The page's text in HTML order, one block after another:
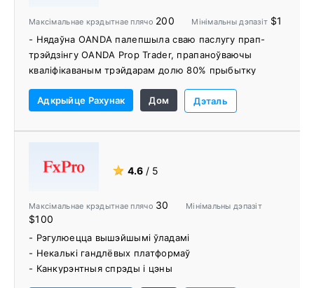
Максімальнае крэдытнае плячо 200 Мінімальны дэпазіт $1
- Нядаўна OANDA палепшыла сваю паслугу прап-
трэйдзінгу OANDA Prop Trader, прапаноўваючы
кваліфікаваным трэйдарам долю 80% прыбытку
сур'ёзных дзённых трэйдараў са 100+ тэхнічнымі
індыкатарамі, эканамічным накладаннем і стужкай
навін Dow Jones
- Забяспечвае цудоўныя даследчыя прапановы
Адкрыйце Рахунак Дом Дэталь
★ 4.6 / 5
Максімальнае крэдытнае плячо 30 Мінімальны дэпазіт
$100
- Рэгулюецца вышэйшымі ўладамі
- Некалькі гандлёвых платформаў
- Канкурэнтныя спрэды і цэны